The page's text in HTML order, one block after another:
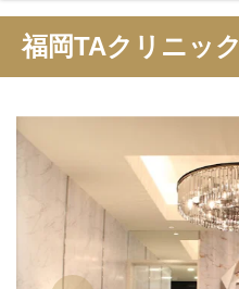
福岡TAクリニック